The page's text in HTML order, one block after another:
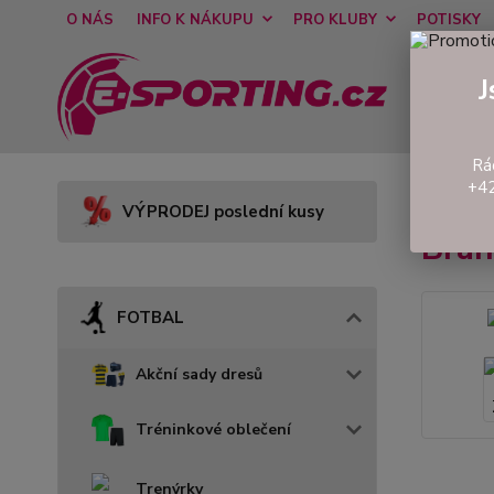
O NÁS INFO K NÁKUPU PRO KLUBY POTISKY
VÝPRODEJ poslední kusy
FOTBAL
Akční sady dresů
Tréninkové oblečení
Trenýrky